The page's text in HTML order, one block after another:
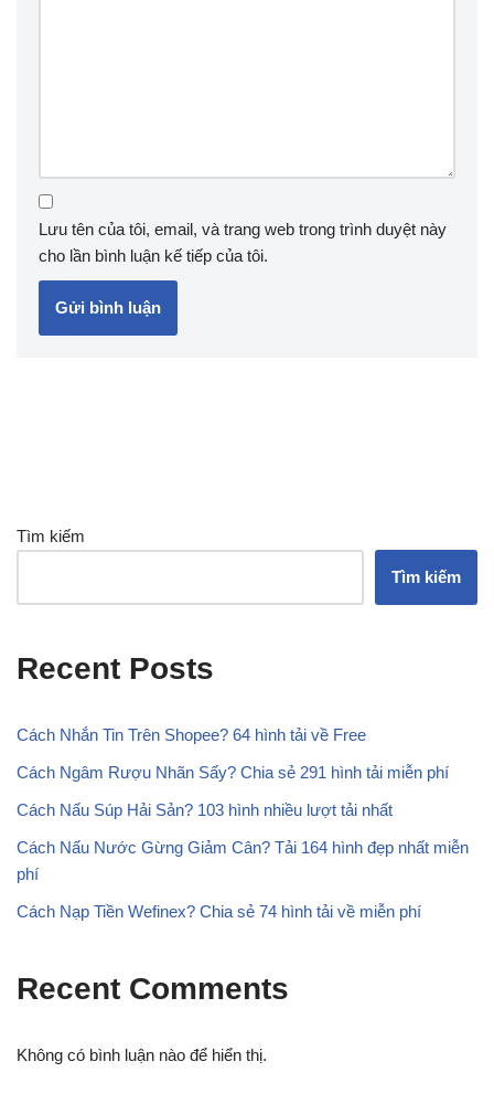
Lưu tên của tôi, email, và trang web trong trình duyệt này
cho lần bình luận kế tiếp của tôi.
Tìm kiếm
Tìm kiếm
Recent Posts
Cách Nhắn Tin Trên Shopee? 64 hình tải về Free
Cách Ngâm Rượu Nhãn Sấy? Chia sẻ 291 hình tải miễn phí
Cách Nấu Súp Hải Sản? 103 hình nhiều lượt tải nhất
Cách Nấu Nước Gừng Giảm Cân? Tải 164 hình đẹp nhất miễn
phí
Cách Nạp Tiền Wefinex? Chia sẻ 74 hình tải về miễn phí
Recent Comments
Không có bình luận nào để hiển thị.